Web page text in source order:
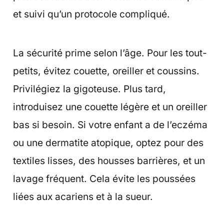
et suivi qu’un protocole compliqué.
La sécurité prime selon l’âge. Pour les tout-
petits, évitez couette, oreiller et coussins.
Privilégiez la gigoteuse. Plus tard,
introduisez une couette légère et un oreiller
bas si besoin. Si votre enfant a de l’eczéma
ou une dermatite atopique, optez pour des
textiles lisses, des housses barrières, et un
lavage fréquent. Cela évite les poussées
liées aux acariens et à la sueur.